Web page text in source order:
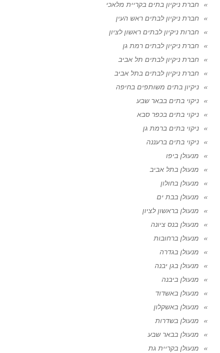
חברת ניקיון בתים בקריית מלאכי
חברת ניקיון לבתים ראש העין
חברות ניקיון לבתים ראשון לציון
חברת ניקיון לבתים רמת גן
חברת ניקיון לבתים תל אביב
חברת ניקיון לבתים בתל אביב
ניקיון בתים משותפים בחיפה
ניקוי בתים בבאר שבע
ניקוי בתים בכפר סבא
ניקוי בתים ברמת גן
ניקוי בתים ברעננה
מנעולן ביפו
מנעולן בתל אביב
מנעולן בחולון
מנעולן בבת ים
מנעולן בראשון לציון
מנעולן בנס ציונה
מנעולן ברחובות
מנעולן בגדרה
מנעולן בגן יבנה
מנעולן ביבנה
מנעולן באשדוד
מנעולן באשקלון
מנעולן בשדרות
מנעולן בבאר שבע
מנעולן בקריית גת